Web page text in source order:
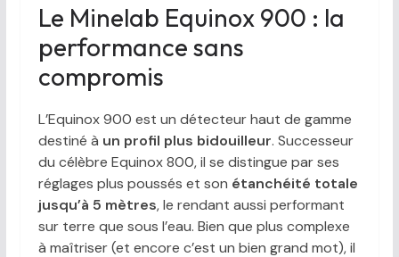
Le Minelab Equinox 900 : la
performance sans
compromis
L’Equinox 900 est un détecteur haut de gamme
destiné à un profil plus bidouilleur. Successeur
du célèbre Equinox 800, il se distingue par ses
réglages plus poussés et son étanchéité totale
jusqu’à 5 mètres, le rendant aussi performant
sur terre que sous l’eau. Bien que plus complexe
à maîtriser (et encore c’est un bien grand mot), il